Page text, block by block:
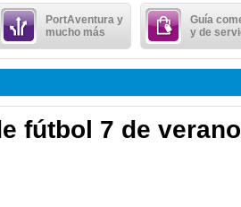
PortAventura y
mucho más
Guía
y de
fútbol 7 de